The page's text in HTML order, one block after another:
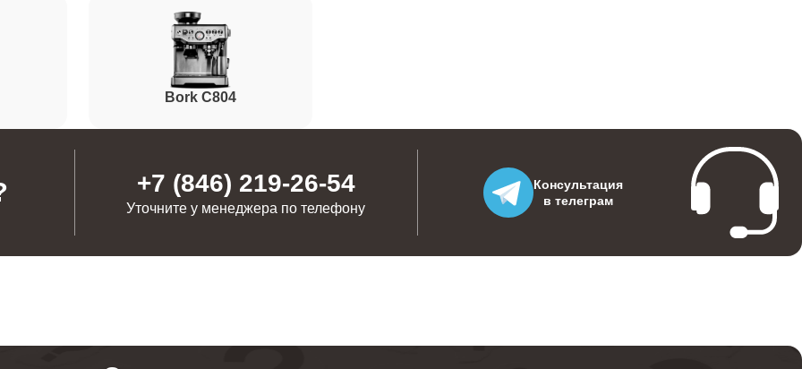
от 110 минут
от 40 минут
Bork C804
+7 (846) 219-26-54
Уточните у менеджера по телефону
Консультация
в телеграм